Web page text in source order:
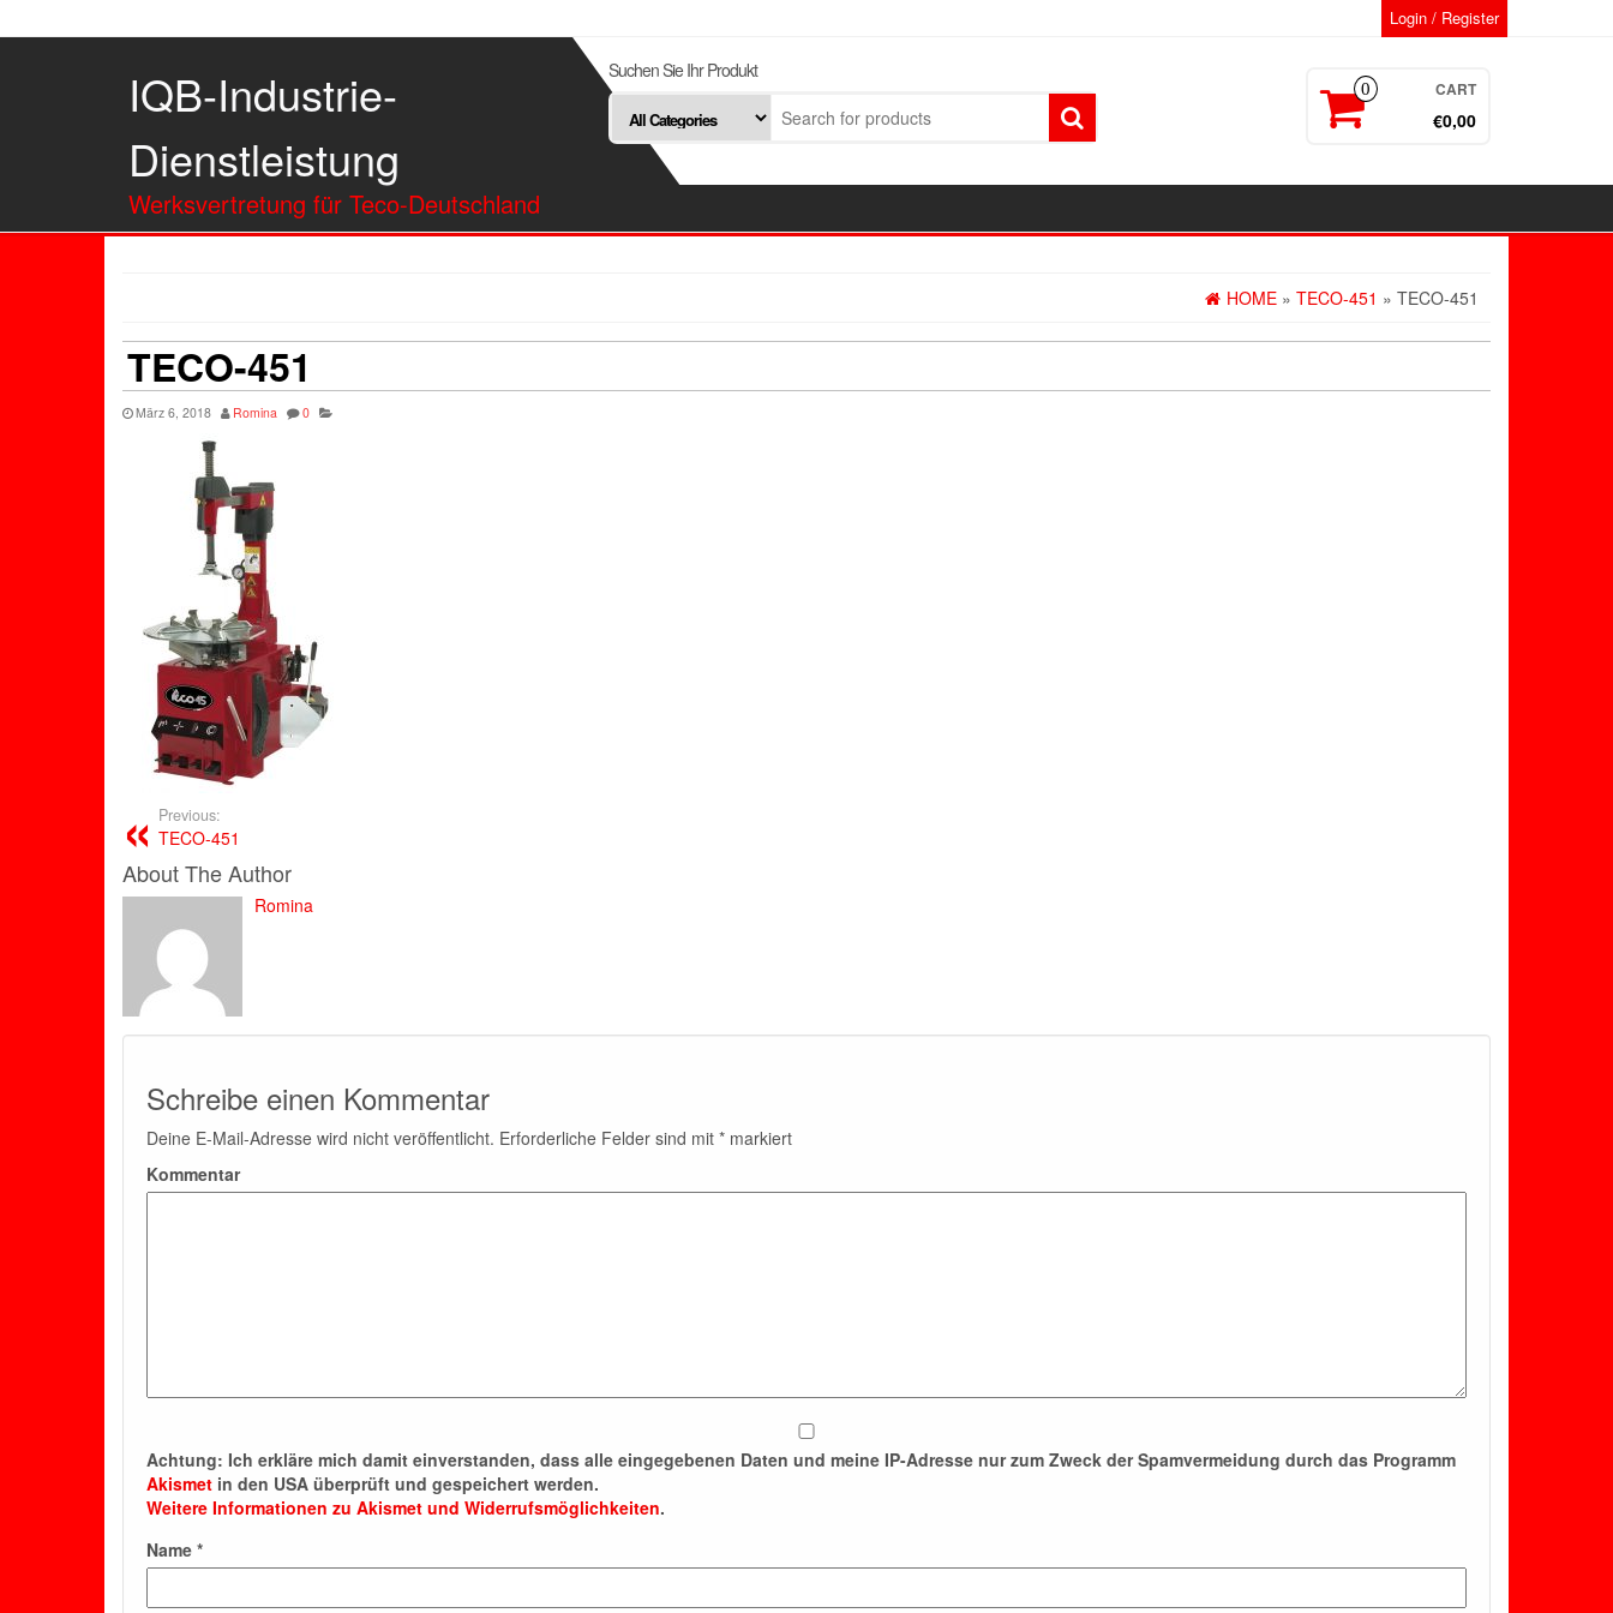
Login / Register
IQB-Industrie-
Dienstleistung
Werksvertretung für Teco-Deutschland
Suchen Sie Ihr Produkt
0 CART
€0,00
HOME » TECO-451 » TECO-451
TECO-451
März 6, 2018 Romina 0
Previous:
TECO-451
About The Author
Romina
Schreibe einen Kommentar
Deine E-Mail-Adresse wird nicht veröffentlicht. Erforderliche Felder sind mit * markiert
Kommentar
Achtung: Ich erkläre mich damit einverstanden, dass alle eingegebenen Daten und meine IP-Adresse nur zum Zweck der Spamvermeidung durch das Programm
Akismet in den USA überprüft und gespeichert werden.
Weitere Informationen zu Akismet und Widerrufsmöglichkeiten.
Name *